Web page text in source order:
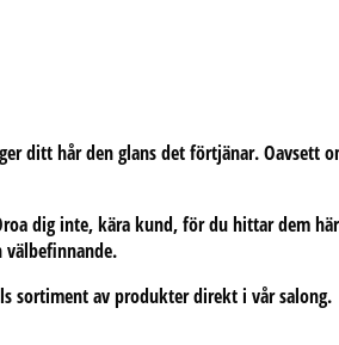
ditt hår den glans det förtjänar.
dig inte, kära kund, för du hittar dem
sortiment av produkter direkt i vår salong.